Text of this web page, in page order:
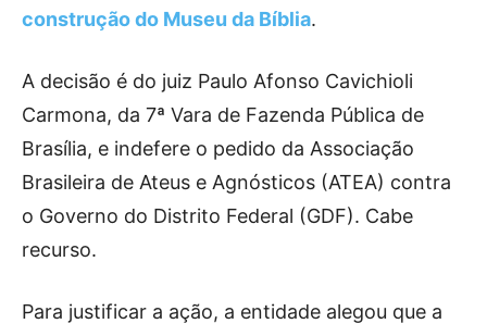
construção do Museu da Bíblia.
A decisão é do juiz Paulo Afonso Cavichioli
Carmona, da 7ª Vara de Fazenda Pública de
Brasília, e indefere o pedido da Associação
Brasileira de Ateus e Agnósticos (ATEA) contra
o Governo do Distrito Federal (GDF). Cabe
recurso.
Para justificar a ação, a entidade alegou que a